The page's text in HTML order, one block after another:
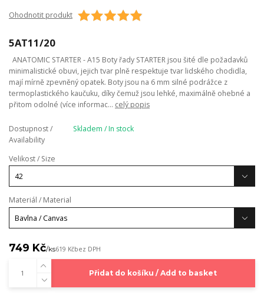
Ohodnotit produkt
5AT11/20
ANATOMIC STARTER - A15 Boty řady STARTER jsou šité dle požadavků
minimalistické obuvi, jejich tvar plně respektuje tvar lidského chodidla,
mají mírně zpevněný opatek. Boty jsou na 6 mm silné podrážce z
termoplastického kaučuku, díky čemuž jsou lehké, maximálně ohebné a
přitom odolné (více informac... celý popis
Dostupnost /
Availability
Skladem / In stock
Velikost / Size
Materiál / Material
749 Kč/ks619 Kčbez DPH
Přidat do košíku / Add to basket